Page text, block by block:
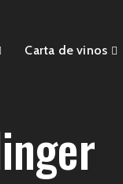
Carta de vinos